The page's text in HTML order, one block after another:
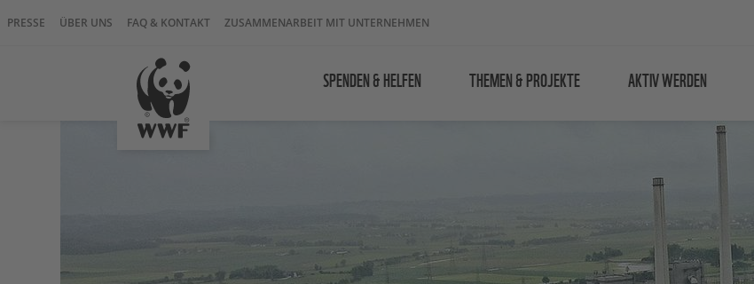
PRESSE ÜBER UNS FAQ & KONTAKT ZUSAMMENARBEIT MIT UNTERNEHMEN
SPENDEN & HELFEN THEMEN & PROJEKTE AKTIV WERDEN